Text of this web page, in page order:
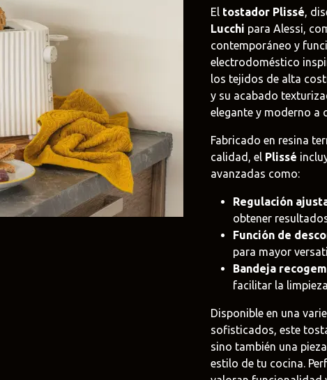
El tostador Plissé,
Lucchi para Alessi,
contemporáneo y
electrodoméstico
los tejidos de alta
y su acabado
elegante y moderno a
Fabricado en resina
calidad, el Plissé
avanzadas como:
Regulación
obtener
Función de
para mayor
Bandeja
facilitar la
Disponible en una
sofisticados, este
sino también una
estilo de tu cocina.
Cattelan Italia
@cattelan.uy
Duravit
@tilobath
Adriani e Rossi
@adrianierossi
Rubio Monocoat
@rubiomonocoat.uy
Pianca
@piancauy @venetacucine.uy